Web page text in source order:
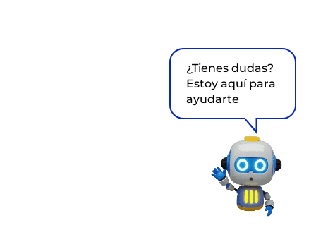
¿Tienes dudas?
Estoy aquí para
ayudarte